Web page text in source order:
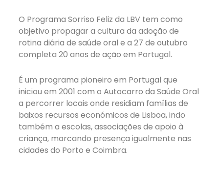
O Programa Sorriso Feliz da LBV tem como
objetivo propagar a cultura da adoção de
rotina diária de saúde oral e a 27 de outubro
completa 20 anos de ação em Portugal.
É um programa pioneiro em Portugal que
iniciou em 2001 com o Autocarro da Saúde Oral
a percorrer locais onde residiam famílias de
baixos recursos económicos de Lisboa, indo
também a escolas, associações de apoio à
criança, marcando presença igualmente nas
cidades do Porto e Coimbra.